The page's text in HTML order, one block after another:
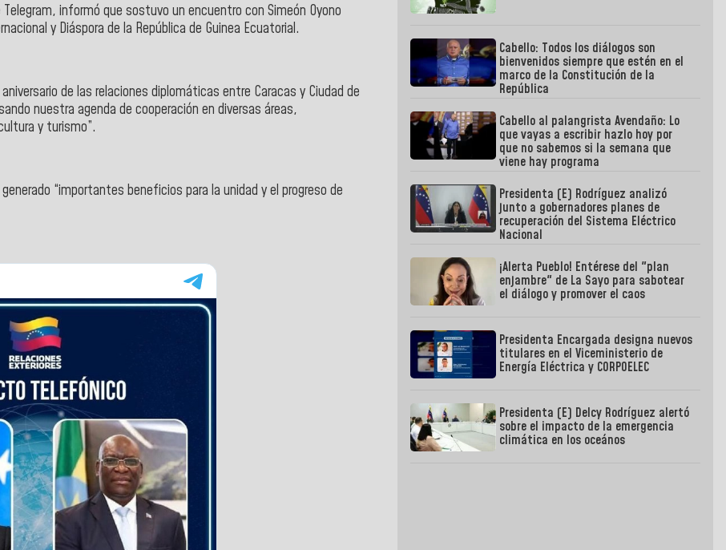
Telegram, informó que sostuvo un encuentro con Simeón Oyono
y Diáspora de la República de Guinea Ecuatorial.
de las relaciones diplomáticas entre Caracas y Ciudad de
nuestra agenda de cooperación en diversas áreas,
y turismo”.
“importantes beneficios para la unidad y el progreso de
Cabello: Todos los diálogos son
bienvenidos siempre que estén en el
marco de la Constitución de la
República
Cabello al palangrista Avendaño: Lo
que vayas a escribir hazlo hoy por
que no sabemos si la semana que
viene hay programa
Presidenta (E) Rodríguez analizó
junto a gobernadores planes de
recuperación del Sistema Eléctrico
Nacional
¡Alerta Pueblo! Entérese del "plan
enjambre" de La Sayo para sabotear
el diálogo y promover el caos
Presidenta Encargada designa nuevos
titulares en el Viceministerio de
Energía Eléctrica y CORPOELEC
Presidenta (E) Delcy Rodríguez alertó
sobre el impacto de la emergencia
climática en los oceános